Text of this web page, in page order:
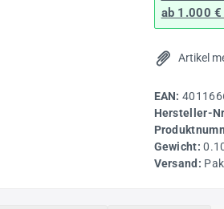
ab 1.000
Artikel
EAN:
Hersteller-
Gewicht:
Versand: